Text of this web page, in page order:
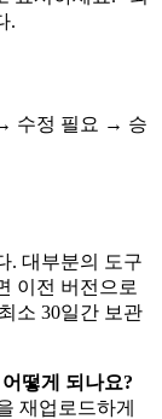
.
수정 필요 → 승
. 대부분의 도구
이전 버전으로
소 30일간 보관
떻게 되나요?
재업로드하게